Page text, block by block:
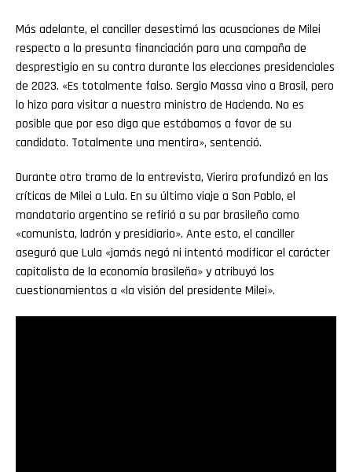
Más adelante, el canciller desestimó las acusaciones de Milei
respecto a la presunta financiación para una campaña de
desprestigio en su contra durante las elecciones presidenciales
de 2023. «Es totalmente falso. Sergio Massa vino a Brasil, pero
lo hizo para visitar a nuestro ministro de Hacienda. No es
posible que por eso diga que estábamos a favor de su
candidato. Totalmente una mentira», sentenció.
Durante otro tramo de la entrevista, Vierira profundizó en las
críticas de Milei a Lula. En su último viaje a San Pablo, el
mandatario argentino se refirió a su par brasileño como
«comunista, ladrón y presidiario». Ante esto, el canciller
aseguró que Lula «jamás negó ni intentó modificar el carácter
capitalista de la economía brasileña» y atribuyó los
cuestionamientos a «la visión del presidente Milei».